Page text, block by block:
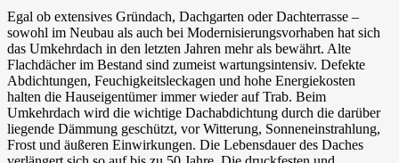
Egal ob extensives Gründach, Dachgarten oder Dachterrasse –
sowohl im Neubau als auch bei Modernisierungsvorhaben hat sich
das Umkehrdach in den letzten Jahren mehr als bewährt. Alte
Flachdächer im Bestand sind zumeist wartungsintensiv. Defekte
Abdichtungen, Feuchigkeitsleckagen und hohe Energiekosten
halten die Hauseigentümer immer wieder auf Trab. Beim
Umkehrdach wird die wichtige Dachabdichtung durch die darüber
liegende Dämmung geschützt, vor Witterung, Sonneneinstrahlung,
Frost und äußeren Einwirkungen. Die Lebensdauer des Daches